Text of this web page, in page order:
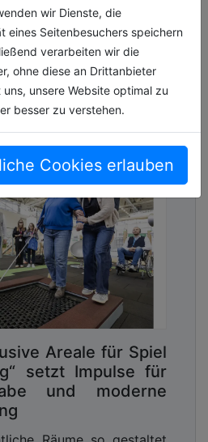
wir Dienste, die
eines Seitenbesuchers speichern
verarbeiten wir die
ohne diese an Drittanbieter
unsere Website optimal zu
besser zu verstehen.
Cookies erlauben
Newsletter mit
PDF Ausgabe der
der Städte und
Welche sozi[...]
3 Minuten
Areale für Spiel
setzt Impulse für
und moderne